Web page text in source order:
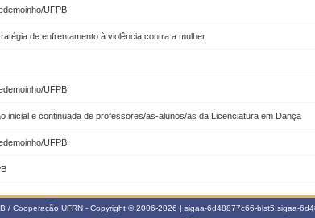
UFPB
de enfrentamento à violência contra a mulher
UFPB
inicial e continuada de professores/as-alunos/as da Licenciatura em Dança
UFPB
/ Cooperação UFRN - Copyright © 2006-2026 | sigaa-6d48877c66-blst5.sigaa-